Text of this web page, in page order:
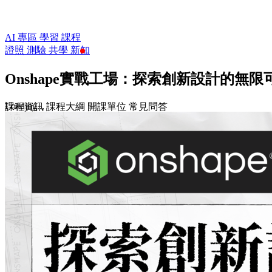
AI 專區 學習 課程
證照 測驗 共學 新知
Onshape實戰工場：探索創新設計的無限
課程資訊 課程大綱 開課單位 常見問答
Loading...